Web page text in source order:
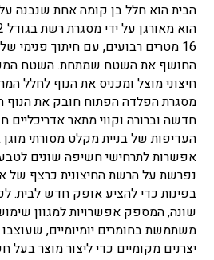
הבית הוא חלל בן קומה אחת שנבנה על
החושף את השטח שמתחת. השטח
חיצוני מוצל ומכניס את הנוף לחלל
מסגרת הפלדה הפתוח חובק את הנוף
חדשה וברורה וקווי מתאר אדריכליים
העדיפות של בניית מקלט מסורתי
אפשרות לתרחישי חשיפה שונים לטבע
נפרשת על הרשת החיצונית כרצף של
בפינות כדי להציע אופק חדש לבית.
שונה, המספק אפשרויות למגוון
משתמשת בחומרים יומיומיים, שעוצבו
יצרנים מקומיים כדי ליצור מוצר בעל